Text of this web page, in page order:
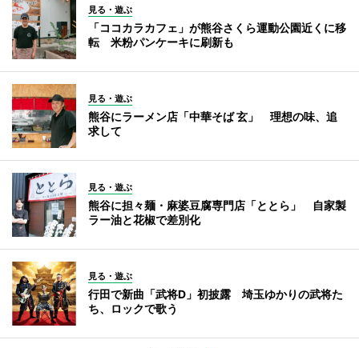
見る・遊ぶ
「ココカラカフェ」が熊谷さくら運動公園近くに移
転 米粉パンケーキに刷新も
見る・遊ぶ
熊谷にラーメン店「中華そば 玄」 理想の味、追
求して
見る・遊ぶ
熊谷に担々麺・麻婆豆腐専門店「ととら」 自家製
ラー油と花椒で差別化
見る・遊ぶ
行田で新曲「武将D」初披露 埼玉ゆかりの武将た
ち、ロックで歌う